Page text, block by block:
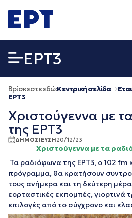
σε
περιεχόμενο
EΡΤ3
Βρίσκεστε εδώ:Κεντρική σελίδα
EΡΤ3
Χριστούγεννα με
της ΕΡΤ3
ΔΗΜΟΣΙΕΥΣΗ20/12/23
Χριστούγεννα με τα
Τα ραδιόφωνα της ΕΡΤ3, ο 102 fm
πρόγραμμα, θα κρατήσουν
τους ανήμερα και τη δεύτερη
εορταστικές εκπομπές, γιορτινά
επιλογές από το σύγχρονο και